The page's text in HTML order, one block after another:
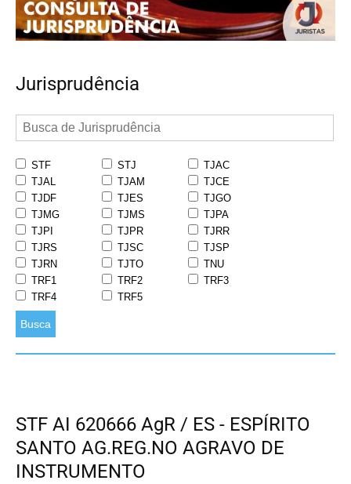
Jurisprudência
STF STJ
TJAC
TJAL
TJAM
TJCE
TJDF
TJES
TJGO
TJMG
TJMS
TJPA
TJPI
TJPR
TJRR
TJRS
TJSC
TJSP
TJRN
TJTO
TNU
TRF1
TRF2
TRF3
TRF4
TRF5
Busca
STF AI 620666 AgR / ES - ESPÍRITO
SANTO AG.REG.NO AGRAVO DE
INSTRUMENTO